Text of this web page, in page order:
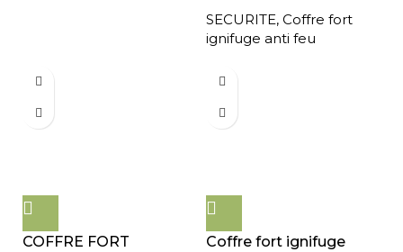
SECURITE, Coffre fort
ignifuge anti feu
COFFRE FORT
Coffre fort ignifuge